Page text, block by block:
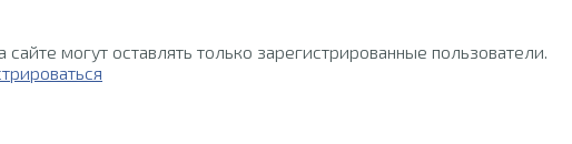
могут оставлять только зарегистрированные пользователи.